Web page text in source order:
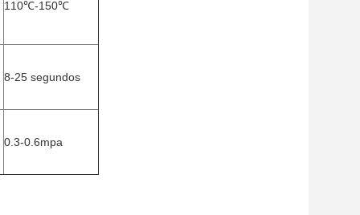
110℃-150℃
8-25 segundos
0.3-0.6mpa